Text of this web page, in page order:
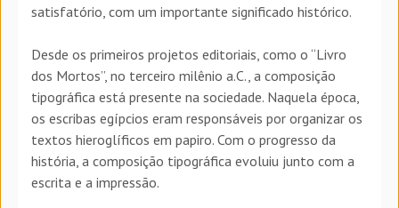
satisfatório, com um importante significado histórico.
Desde os primeiros projetos editoriais, como o “Livro
dos Mortos”, no terceiro milênio a.C., a composição
tipográfica está presente na sociedade. Naquela época,
os escribas egípcios eram responsáveis por organizar os
textos hieroglíficos em papiro. Com o progresso da
história, a composição tipográfica evoluiu junto com a
escrita e a impressão.